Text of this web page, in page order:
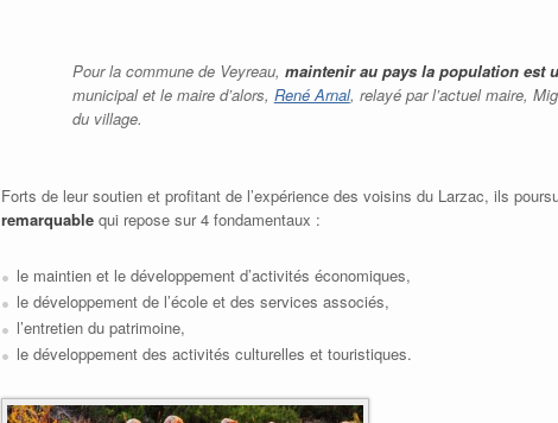
Pour la commune de Veyreau, maintenir au pays la population est
municipal et le maire d’alors, René Arnal, relayé par l’actuel maire,
du village.
Forts de leur soutien et profitant de l’expérience des voisins du Larzac, ils
remarquablequi repose sur 4 fondamentaux :
le maintien et le développement d’activités économiques,
le développement de l’école et des services associés,
l’entretien du patrimoine,
le développement des activités culturelles et touristiques.